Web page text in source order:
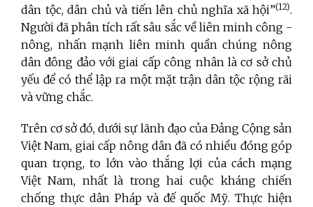
dân tộc, dân chủ và tiến lên chủ nghĩa xã hội”(12).
Người đã phân tích rất sâu sắc về liên minh công -
nông, nhấn mạnh liên minh quần chúng nông
dân đông đảo với giai cấp công nhân là cơ sở chủ
yếu để có thể lập ra một mặt trận dân tộc rộng rãi
và vững chắc.
Trên cơ sở đó, dưới sự lãnh đạo của Đảng Cộng sản
Việt Nam, giai cấp nông dân đã có nhiều đóng góp
quan trọng, to lớn vào thắng lợi của cách mạng
Việt Nam, nhất là trong hai cuộc kháng chiến
chống thực dân Pháp và đế quốc Mỹ. Thực hiện